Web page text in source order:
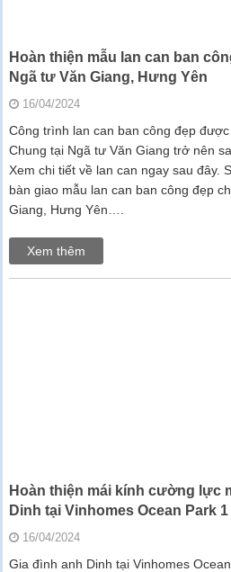
Hoàn thiện mẫu lan can ban
Ngã tư Văn Giang, Hưng Yên
16/04/2024
Công trình lan can ban công đẹp
Chung tại Ngã tư Văn Giang trở nên
Xem chi tiết về lan can ngay sau đây.
bàn giao mẫu lan can ban công đẹp
Giang, Hưng Yên….
Xem thêm
Hoàn thiện mái kính cường lực
Dinh tại Vinhomes Ocean Park 1
16/04/2024
Gia đình anh Dinh tại Vinhomes